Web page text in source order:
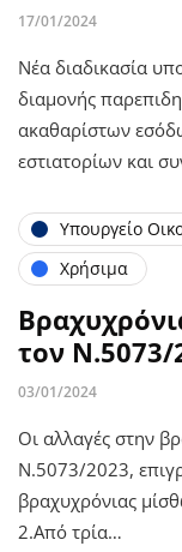
17/01/2024
Νέα διαδικασία
διαμονής
ακαθαρίστων
εστιατορίων και
Υπουργείο
Χρήσιμα
τον Ν.5073/
03/01/2024
Οι αλλαγές στην
Ν.5073/2023,
βραχυχρόνιας
2.Από τρία…